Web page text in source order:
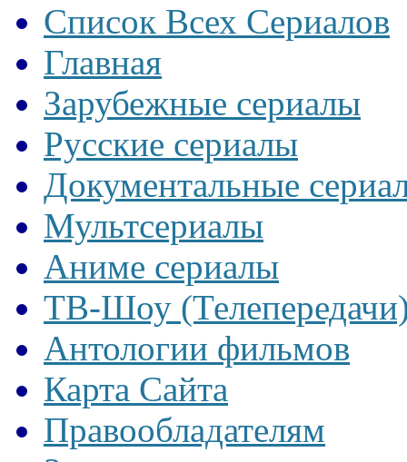
Список Всех Сериалов
Главная
Зарубежные сериалы
Русские сериалы
Документальные
Мультсериалы
Аниме сериалы
ТВ-Шоу
Антологии фильмов
Карта Сайта
Правообладателям